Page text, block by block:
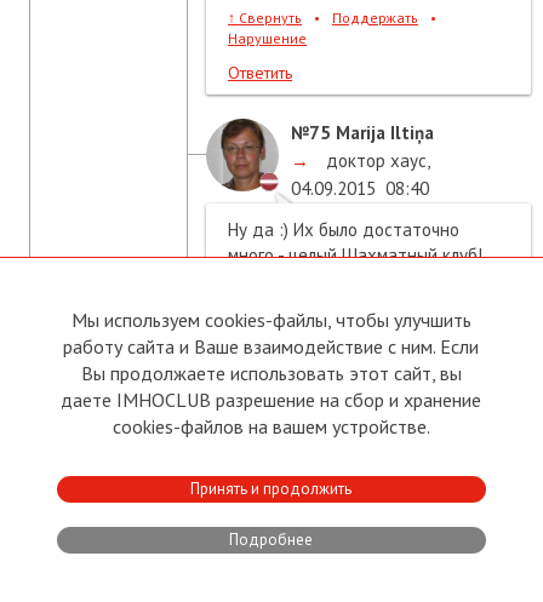
↑ Свернуть • Поддержать
•
Нарушение
Ответить
№75 Marija Iltiņa
→
доктор хаус
04.09.2015 08:40
Ну да :) Их было достаточно
много - целый Шахматный клуб!
↑Свернуть • Поддержать
•
Нарушение
Ответить
№76доктор хаус
04.09.2015 08:47
↓Развернуть
№77uke uke
→ Marija Iltiņa,
Мы используем cookies-файлы, чтобы улучшить
работу сайта и Ваше взаимодействие с ним. Если
Вы продолжаете использовать этот сайт, вы
даете IMHOCLUB разрешение на сбор и хранение
cookies-файлов на вашем устройстве.
Принять и продолжить
Подробнее